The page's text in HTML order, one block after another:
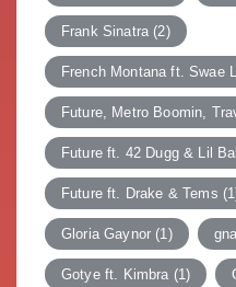
Frank Sinatra (2)
French Montana ft. Swae
Future, Metro Boomin,
Future ft. 42 Dugg & Lil
Future ft. Drake & Tems
Gloria Gaynor (1)
Gotye ft. Kimbra (1)